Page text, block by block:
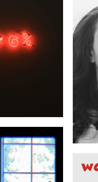
2020-10-09